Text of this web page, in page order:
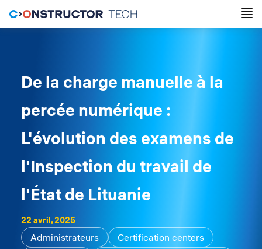
De la charge manuelle à la
percée numérique :
L'évolution des examens de
l'Inspection du travail de
l'État de Lituanie
22 avril, 2025
Administrateurs
Certification centers